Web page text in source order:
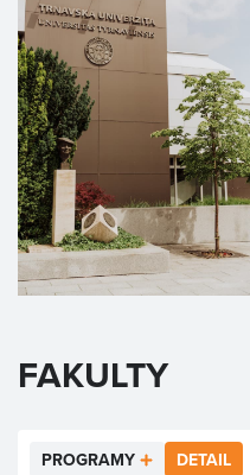
FAKULTY
PROGRAMY DETAIL